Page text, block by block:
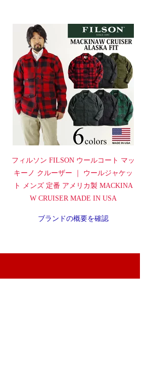
フィルソン FILSON ウールコート マッ
キーノ クルーザー ｜ ウールジャケッ
ト メンズ 定番 アメリカ製 MACKINA
W CRUISER MADE IN USA
ブランドの概要を確認